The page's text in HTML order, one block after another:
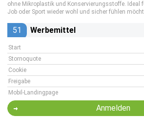
ohne Mikroplastik und Konservierungsstoffe. Ideal
Job oder Sport wieder wohl und sicher fühlen
51 Werbemittel
Start
Stornoquote
Cookie
Freigabe
Mobil-Landingpage
Anmelden